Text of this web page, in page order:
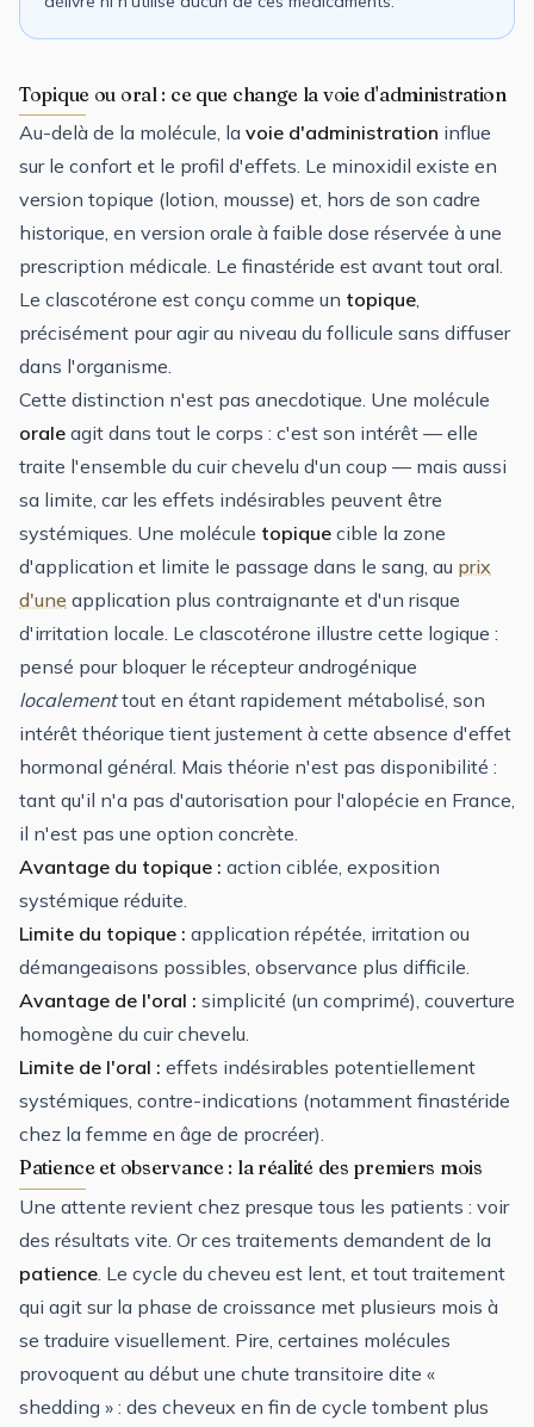
Topique ou oral : ce que change la voie d'administration
Au-delà de la molécule, la voie d'administration influe
sur le confort et le profil d'effets. Le minoxidil existe en
version topique (lotion, mousse) et, hors de son cadre
historique, en version orale à faible dose réservée à une
prescription médicale. Le finastéride est avant tout oral.
Le clascotérone est conçu comme un topique,
précisément pour agir au niveau du follicule sans diffuser
dans l'organisme.
Cette distinction n'est pas anecdotique. Une molécule
orale agit dans tout le corps : c'est son intérêt — elle
traite l'ensemble du cuir chevelu d'un coup — mais aussi
sa limite, car les effets indésirables peuvent être
systémiques. Une molécule topique cible la zone
d'application et limite le passage dans le sang, au prix
d'une application plus contraignante et d'un risque
d'irritation locale. Le clascotérone illustre cette logique :
pensé pour bloquer le récepteur androgénique
localementtout en étant rapidement métabolisé, son
intérêt théorique tient justement à cette absence d'effet
hormonal général. Mais théorie n'est pas disponibilité :
tant qu'il n'a pas d'autorisation pour l'alopécie en France,
il n'est pas une option concrète.
Avantage du topique : action ciblée, exposition
systémique réduite.
Limite du topique : application répétée, irritation ou
démangeaisons possibles, observance plus difficile.
Avantage de l'oral : simplicité (un comprimé), couverture
homogène du cuir chevelu.
Limite de l'oral : effets indésirables potentiellement
systémiques, contre-indications (notamment finastéride
chez la femme en âge de procréer).
Patience et observance : la réalité des premiers mois
Une attente revient chez presque tous les patients : voir
des résultats vite. Or ces traitements demandent de la
patience. Le cycle du cheveu est lent, et tout traitement
qui agit sur la phase de croissance met plusieurs mois à
se traduire visuellement. Pire, certaines molécules
provoquent au début une chute transitoire dite «
shedding » : des cheveux en fin de cycle tombent plus